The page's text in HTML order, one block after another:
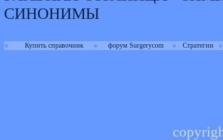
СИНОНИМЫ
● Купить справочник ● форум Surgerycom ● Стратегии ●